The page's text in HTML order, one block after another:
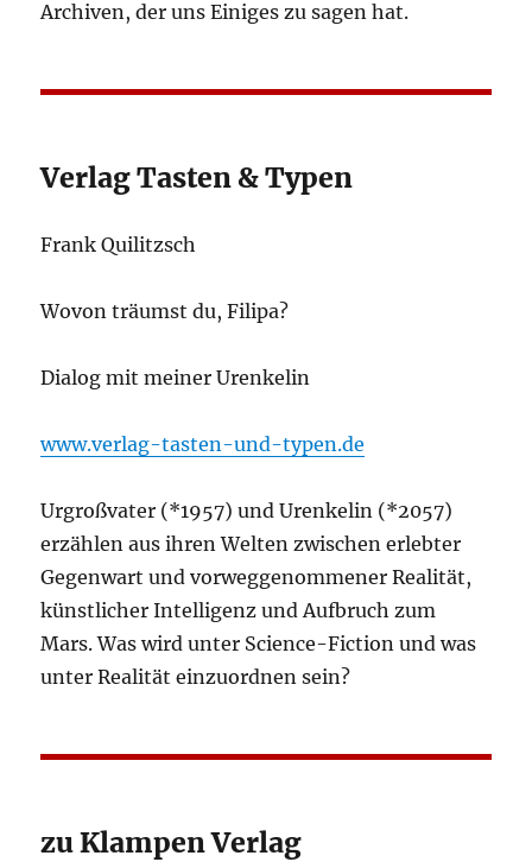
Archiven, der uns Einiges zu sagen hat.
Verlag Tasten & Typen
Frank Quilitzsch
Wovon träumst du, Filipa?
Dialog mit meiner Urenkelin
www.verlag-tasten-und-typen.de
Urgroßvater (*1957) und Urenkelin (*2057)
erzählen aus ihren Welten zwischen erlebter
Gegenwart und vorweggenommener Realität,
künstlicher Intelligenz und Aufbruch zum
Mars. Was wird unter Science-Fiction und was
unter Realität einzuordnen sein?
zu Klampen Verlag